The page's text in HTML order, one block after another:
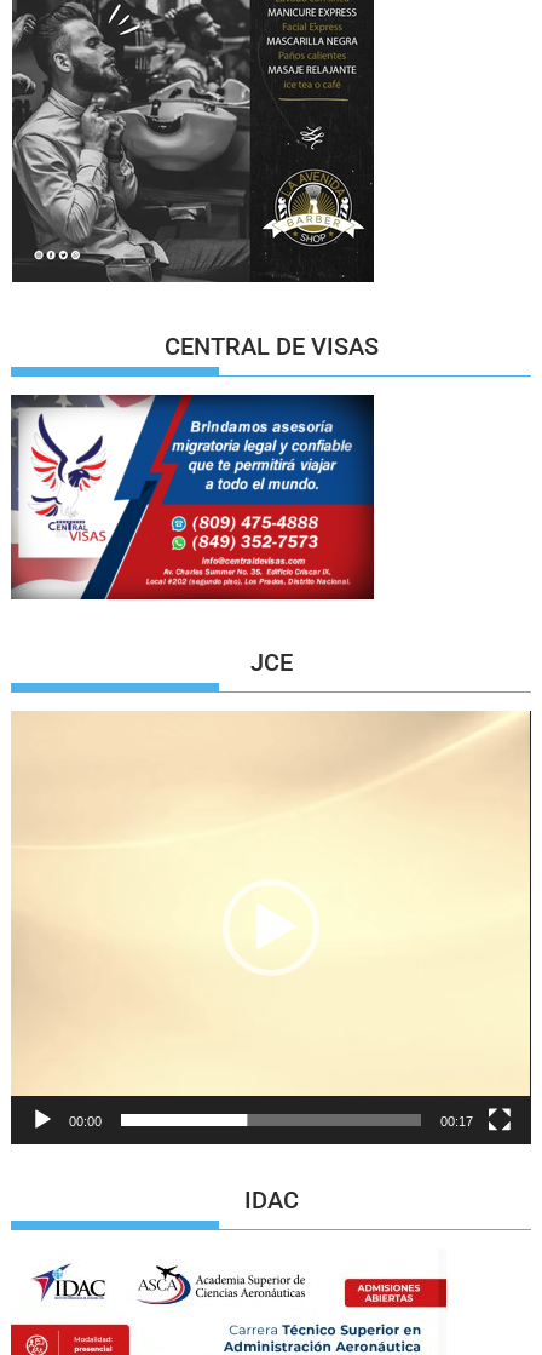
CENTRAL DE VISAS
JCE
00:00 00:17
IDAC